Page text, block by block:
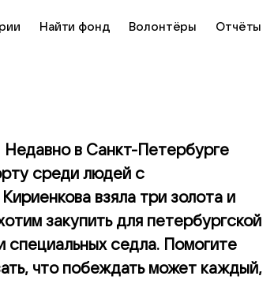
Найти фонд Волонтёры Отчёты
в Санкт-Петербурге
среди людей с
взяла три золота и
закупить для петербургской
седла. Помогите
что побеждать может каждый,